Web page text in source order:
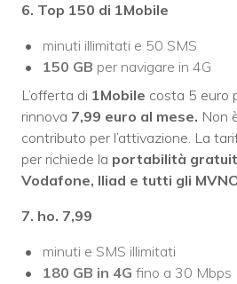
6. Top 150 di 1Mobile
minuti illimitati e 50 SMS
150 GB per navigare in 4G
L’offerta di 1Mobile costa 5 euro
rinnova 7,99 euro al mese. Non
contributo per l’attivazione. La
per richiede la portabilità
Vodafone, Iliad e tutti gli
7. ho. 7,99
minuti e SMS illimitati
180 GB in 4G fino a 30 Mbps